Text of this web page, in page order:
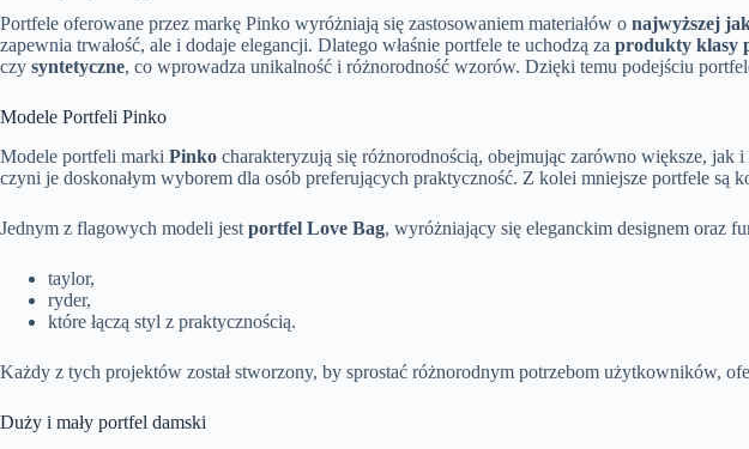
Portfele oferowane przez markę Pinko wyróżniają się zastosowaniem materiałów o najwyższej
zapewnia trwałość, ale i dodaje elegancji. Dlatego właśnie portfele te uchodzą za produkty klasy
czy syntetyczne, co wprowadza unikalność i różnorodność wzorów. Dzięki temu podejściu
Modele Portfeli Pinko
Modele portfeli marki Pinko charakteryzują się różnorodnością, obejmując zarówno większe,
czyni je doskonałym wyborem dla osób preferujących praktyczność. Z kolei mniejsze portfele są
Jednym z flagowych modeli jest portfel Love Bag, wyróżniający się eleganckim designem oraz
taylor,
ryder,
które łączą styl z praktycznością.
Każdy z tych projektów został stworzony, by sprostać różnorodnym potrzebom użytkowników,
Duży i mały portfel damski